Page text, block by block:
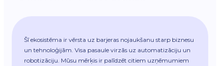
Šī ekosistēma ir vērsta uz barjeras nojaukšanu starp biznesu
un tehnoloģijām. Visa pasaule virzās uz automatizāciju un
robotizāciju. Mūsu mērķis ir palīdzēt citiem uzņēmumiem